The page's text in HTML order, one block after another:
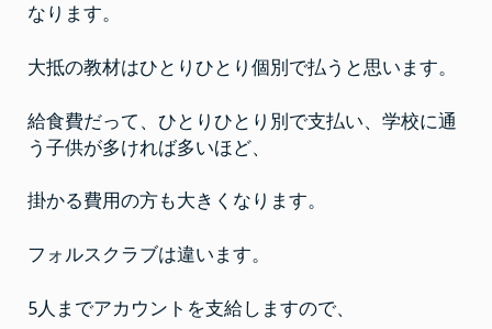
なります。
大抵の教材はひとりひとり個別で払うと思います。
給食費だって、ひとりひとり別で支払い、学校に通
う子供が多ければ多いほど、
掛かる費用の方も大きくなります。
フォルスクラブは違います。
5人までアカウントを支給しますので、